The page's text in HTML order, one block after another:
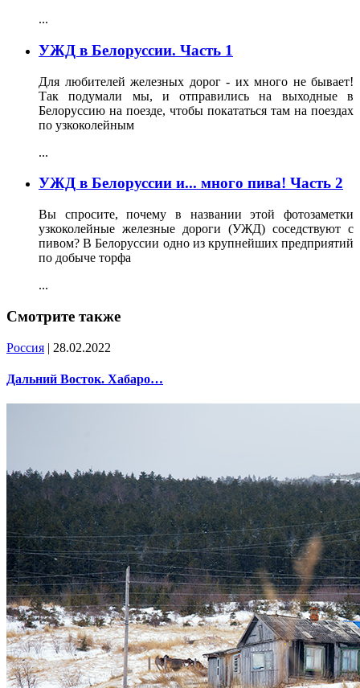
...
УЖД в Белоруссии. Часть 1
Для любителей железных дорог - их много не бывает!
Так подумали мы, и отправились на выходные в
Белоруссию на поезде, чтобы покататься там на поездах
по узкоколейным
...
УЖД в Белоруссии и... много пива! Часть 2
Вы спросите, почему в названии этой фотозаметки
узкоколейные железные дороги (УЖД) соседствуют с
пивом? В Белоруссии одно из крупнейших предприятий
по добыче торфа
...
Смотрите также
Россия | 28.02.2022
Дальний Восток. Хабаро…